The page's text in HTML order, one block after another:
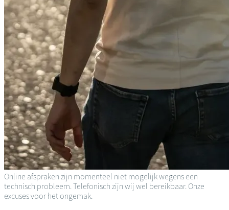
Online afspraken zijn momenteel niet mogelijk wegens een
technisch probleem. Telefonisch zijn wij wel bereikbaar. Onze
excuses voor het ongemak.